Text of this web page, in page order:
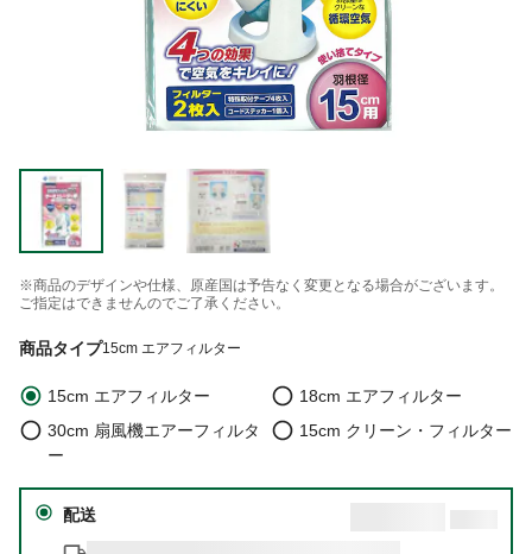
※商品のデザインや仕様、原産国は予告なく変更となる場合がございます。
ご指定はできませんのでご了承ください。
商品タイプ15cm エアフィルター
15cm エアフィルター
18cm エアフィルター
30cm 扇風機エアーフィルタ
ー
15cm クリーン・フィルター
配送